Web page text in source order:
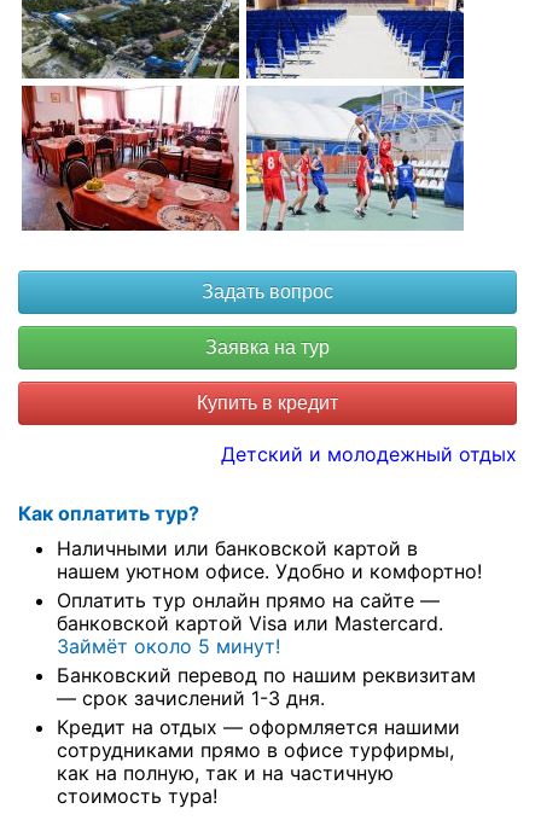
Купить в кредит
Детский и молодежный отдых
Как оплатить тур?
Наличными или банковской картой в
нашем уютном офисе. Удобно и комфортно!
Оплатить тур онлайн прямо на сайте —
банковской картой Visa или Mastercard.
Займёт около 5 минут!
Банковский перевод по нашим реквизитам
— срок зачислений 1-3 дня.
Кредит на отдых — оформляется нашими
сотрудниками прямо в офисе турфирмы,
как на полную, так и на частичную
стоимость тура!